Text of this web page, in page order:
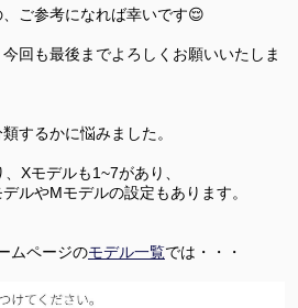
ご参考になれば幸いです😌
回も最後までよろしくお願いいたしま
するかに悩みました。
Xモデルも1~7があり、
ルやMモデルの設定もあります。
ムページのモデル一覧では・・・